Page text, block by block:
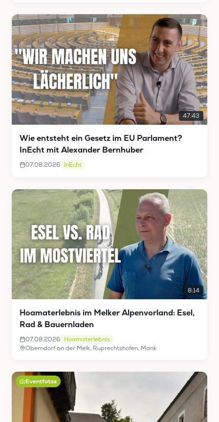
47:43
Wie entsteht ein Gesetz im EU Parlament?
InEcht mit Alexander Bernhuber
07.08.2026 InEcht
8:14
Hoamaterlebnis im Melker Alpenvorland: Esel,
Rad & Bauernladen
07.08.2026 Hoamaterlebnis
Oberndorf an der Melk, Ruprechtshofen, Mank
Eventfotos